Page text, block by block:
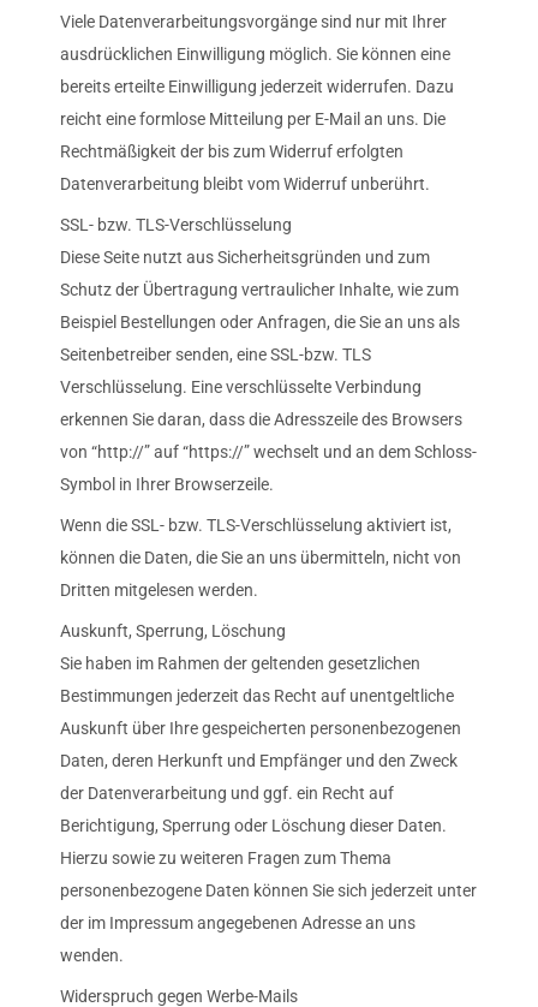
Viele Datenverarbeitungsvorgänge sind nur mit Ihrer
ausdrücklichen Einwilligung möglich. Sie können eine
bereits erteilte Einwilligung jederzeit widerrufen. Dazu
reicht eine formlose Mitteilung per E-Mail an uns. Die
Rechtmäßigkeit der bis zum Widerruf erfolgten
Datenverarbeitung bleibt vom Widerruf unberührt.
SSL- bzw. TLS-Verschlüsselung
Diese Seite nutzt aus Sicherheitsgründen und zum
Schutz der Übertragung vertraulicher Inhalte, wie zum
Beispiel Bestellungen oder Anfragen, die Sie an uns als
Seitenbetreiber senden, eine SSL-bzw. TLS
Verschlüsselung. Eine verschlüsselte Verbindung
erkennen Sie daran, dass die Adresszeile des Browsers
von “http://” auf “https://” wechselt und an dem Schloss-
Symbol in Ihrer Browserzeile.
Wenn die SSL- bzw. TLS-Verschlüsselung aktiviert ist,
können die Daten, die Sie an uns übermitteln, nicht von
Dritten mitgelesen werden.
Auskunft, Sperrung, Löschung
Sie haben im Rahmen der geltenden gesetzlichen
Bestimmungen jederzeit das Recht auf unentgeltliche
Auskunft über Ihre gespeicherten personenbezogenen
Daten, deren Herkunft und Empfänger und den Zweck
der Datenverarbeitung und ggf. ein Recht auf
Berichtigung, Sperrung oder Löschung dieser Daten.
Hierzu sowie zu weiteren Fragen zum Thema
personenbezogene Daten können Sie sich jederzeit unter
der im Impressum angegebenen Adresse an uns
wenden.
Widerspruch gegen Werbe-Mails